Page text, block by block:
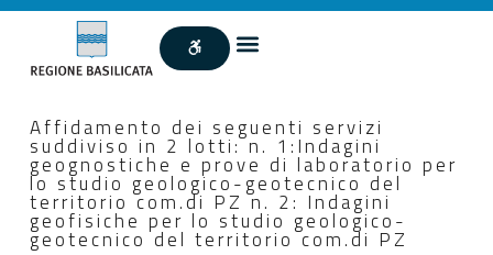
Affidamento dei seguenti servizi
suddiviso in 2 lotti: n. 1:Indagini
geognostiche e prove di laboratorio per
lo studio geologico-geotecnico del
territorio com.di PZ n. 2: Indagini
geofisiche per lo studio geologico-
geotecnico del territorio com.di PZ